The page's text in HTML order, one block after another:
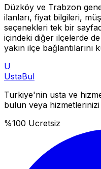
Düzköy ve Trabzon
ilanları, fiyat bilgileri,
seçenekleri tek bir
içindeki diğer ilçelerde
yakın ilçe bağlantılarını
U
UstaBul
Turkiye'nin usta ve
bulun veya hizmetlerinizi
%100 Ucretsiz